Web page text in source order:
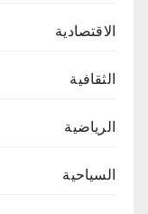
الاقتصادية
الثقافية
الرياضية
السياحية